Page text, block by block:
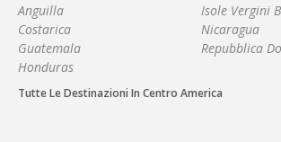
Anguilla
Costarica
Guatemala
Honduras
Isole Vergini
Nicaragua
Repubblica
Tutte Le Destinazioni In Centro America